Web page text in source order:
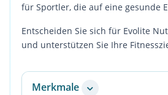
für Sportler, die auf eine gesunde
Entscheiden Sie sich für Evolite
und unterstützen Sie Ihre
Merkmale